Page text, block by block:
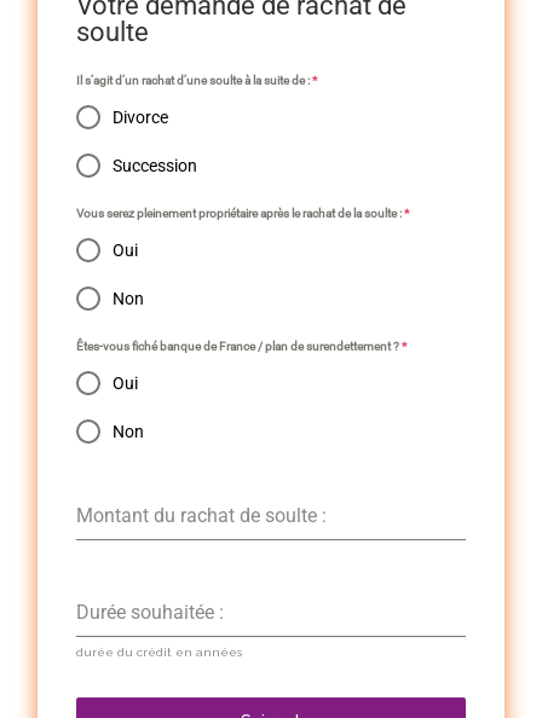
soulte
Il s’agit d’un rachat d’une soulte à la suite de :*
Divorce
Succession
Vous serez pleinement propriétaire après le rachat de la soulte :*
Oui
Non
Êtes-vous fiché banque de France / plan de surendettement ?*
Oui
Non
Montant du rachat de soulte :
Durée souhaitée :
durée du crédit en années